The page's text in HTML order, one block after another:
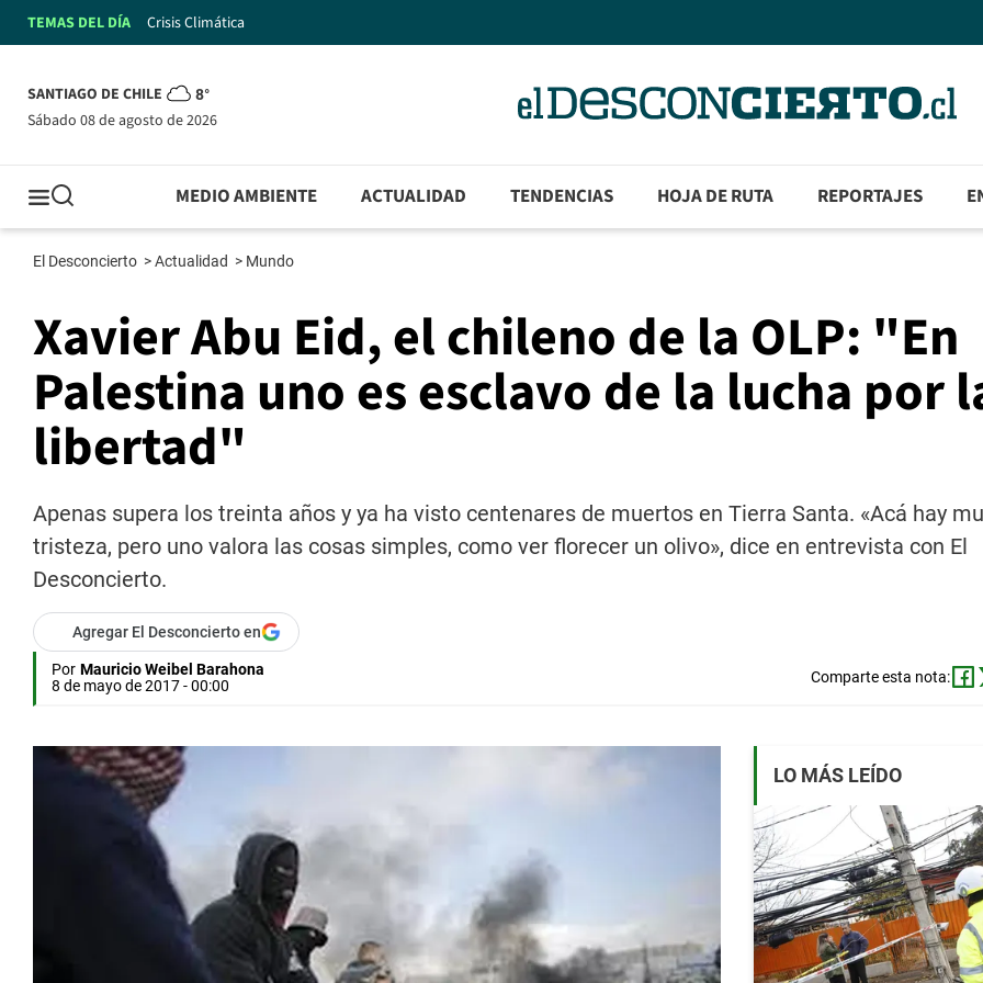
TEMAS DEL DÍA Crisis Climática
SANTIAGO DE CHILE 8°
sábado 08 de agosto de 2026
MEDIO AMBIENTE ACTUALIDAD TENDENCIAS HOJA DE RUTA REPORTAJES
El Desconcierto >Actualidad > Mundo
Xavier Abu Eid, el chileno de la OLP: "En
Palestina uno es esclavo de la lucha por
libertad"
Apenas supera los treinta años y ya ha visto centenares de muertos en Tierra Santa. «Acá hay
tristeza, pero uno valora las cosas simples, como ver florecer un olivo», dice en entrevista con El
Desconcierto.
Agregar El Desconcierto en
Por Mauricio Weibel Barahona
8 de mayo de 2017 - 00:00
Comparte esta nota:
LO MÁS LEÍDO